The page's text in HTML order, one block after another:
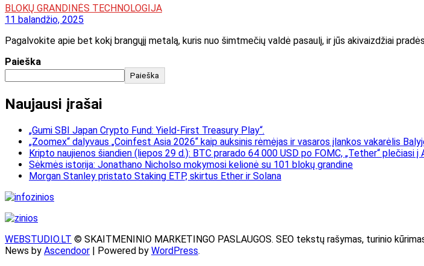
BLOKŲ GRANDINĖS TECHNOLOGIJA
11 balandžio, 2025
Pagalvokite apie bet kokį brangųjį metalą, kuris nuo šimtmečių valdė pasaulį, ir jūs akivaizdžiai
Paieška
Paieška
Naujausi įrašai
„Gumi SBI Japan Crypto Fund: Yield-First Treasury Play“.
„Zoomex“ dalyvaus „Coinfest Asia 2026“ kaip auksinis rėmėjas ir vasaros įlankos vakarėlis
Kripto naujienos šiandien (liepos 29 d.): BTC prarado 64 000 USD po FOMC, „Tether“ plečiasi
Sėkmės istorija: Jonathano Nicholso mokymosi kelionė su 101 blokų grandine
Morgan Stanley pristato Staking ETP, skirtus Ether ir Solana
WEBSTUDIO.LT © SKAITMENINIO MARKETINGO PASLAUGOS. SEO tekstų rašymas, turinio
News by Ascendoor | Powered by WordPress.